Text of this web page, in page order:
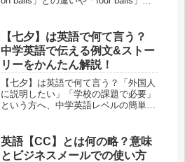
使える野球英語をやさしく学べます。
【七夕】は英語で何て言う？
中学英語で伝える例文&ストー
リーをかんたん解説！
【七夕】は英語で何て言う？「外国人
に説明したい」「学校の課題で必要」
という方へ、中学英語レベルの簡単な
ワードも一覧でご紹介。今すぐ使える
シンプルな表現が満載です！
英語【CC】とは何の略？意味
とビジネスメールでの使い方